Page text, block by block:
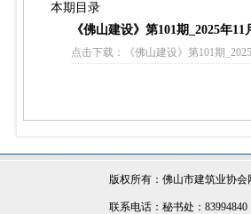
本期目录
《佛山建设》第101期_2025年11
点击下载：《佛山建设》第101期
版权所有：佛山市建筑业协会
联系电话：秘书处：